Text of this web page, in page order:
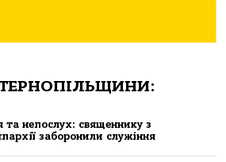
та непослух: священнику з
заборонили служіння